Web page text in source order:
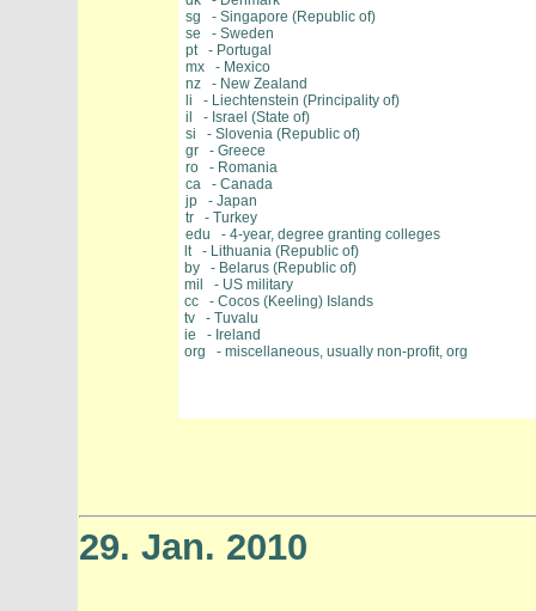
sg - Singapore (Republic of)
se - Sweden
pt - Portugal
mx - Mexico
nz - New Zealand
li - Liechtenstein (Principality of)
il - Israel (State of)
si - Slovenia (Republic of)
gr - Greece
ro - Romania
ca - Canada
jp - Japan
tr - Turkey
edu - 4-year, degree granting colleges
lt - Lithuania (Republic of)
by - Belarus (Republic of)
mil - US military
cc - Cocos (Keeling) Islands
tv - Tuvalu
ie - Ireland
org - miscellaneous, usually non-profit, org
29. Jan. 2010